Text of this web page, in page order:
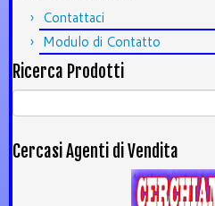
Contattaci
Modulo di Contatto
Ricerca Prodotti
Ricerca
per:
Cercasi Agenti di Vendita